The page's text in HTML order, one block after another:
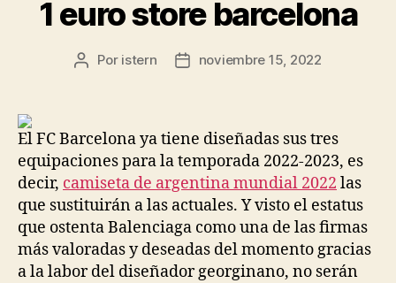
1 euro store barcelona
Autor
Por istern
Fechanoviembre 15, 2022
El FC Barcelona ya tiene diseñadas sus tres
equipaciones para la temporada 2022-2023, es
decir, camiseta de argentina mundial 2022 las
que sustituirán a las actuales. Y visto el estatus
que ostenta Balenciaga como una de las firmas
más valoradas y deseadas del momento gracias
a la labor del diseñador georginano, no serán